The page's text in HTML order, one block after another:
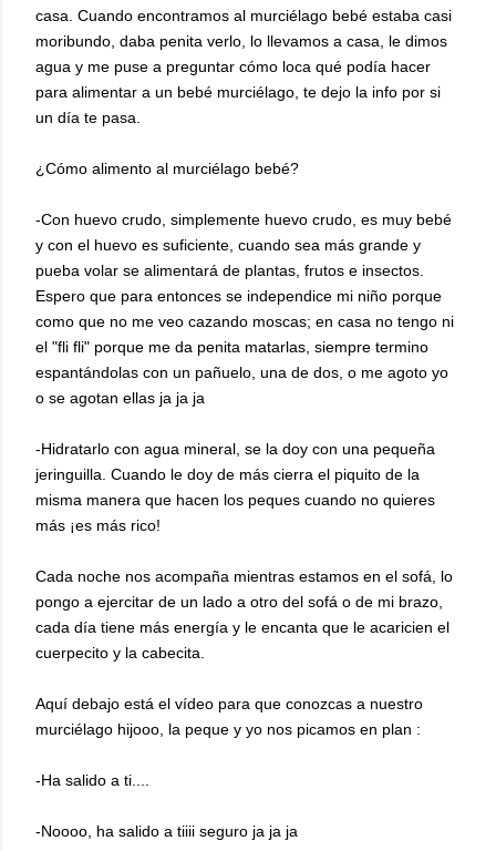
casa. Cuando encontramos al murciélago bebé estaba casi
moribundo, daba penita verlo, lo llevamos a casa, le dimos
agua y me puse a preguntar cómo loca qué podía hacer
para alimentar a un bebé murciélago, te dejo la info por si
un día te pasa.
¿Cómo alimento al murciélago bebé?
-Con huevo crudo, simplemente huevo crudo, es muy bebé
y con el huevo es suficiente, cuando sea más grande y
pueba volar se alimentará de plantas, frutos e insectos.
Espero que para entonces se independice mi niño porque
como que no me veo cazando moscas; en casa no tengo ni
el "fli fli" porque me da penita matarlas, siempre termino
espantándolas con un pañuelo, una de dos, o me agoto yo
o se agotan ellas ja ja ja
-Hidratarlo con agua mineral, se la doy con una pequeña
jeringuilla. Cuando le doy de más cierra el piquito de la
misma manera que hacen los peques cuando no quieres
más ¡es más rico!
Cada noche nos acompaña mientras estamos en el sofá, lo
pongo a ejercitar de un lado a otro del sofá o de mi brazo,
cada día tiene más energía y le encanta que le acaricien el
cuerpecito y la cabecita.
Aquí debajo está el vídeo para que conozcas a nuestro
murciélago hijooo, la peque y yo nos picamos en plan :
-Ha salido a ti....
-Noooo, ha salido a tiiii seguro ja ja ja